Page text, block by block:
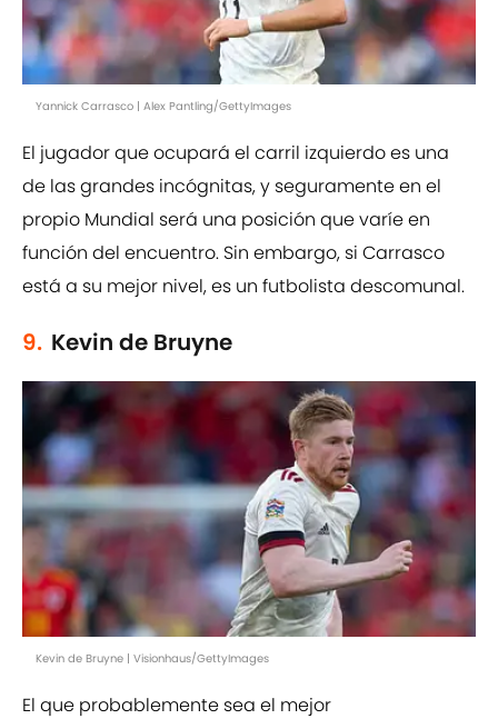
Yannick Carrasco | Alex Pantling/GettyImages
El jugador que ocupará el carril izquierdo es una
de las grandes incógnitas, y seguramente en el
propio Mundial será una posición que varíe en
función del encuentro. Sin embargo, si Carrasco
está a su mejor nivel, es un futbolista descomunal.
9. Kevin de Bruyne
Kevin de Bruyne | Visionhaus/GettyImages
El que probablemente sea el mejor